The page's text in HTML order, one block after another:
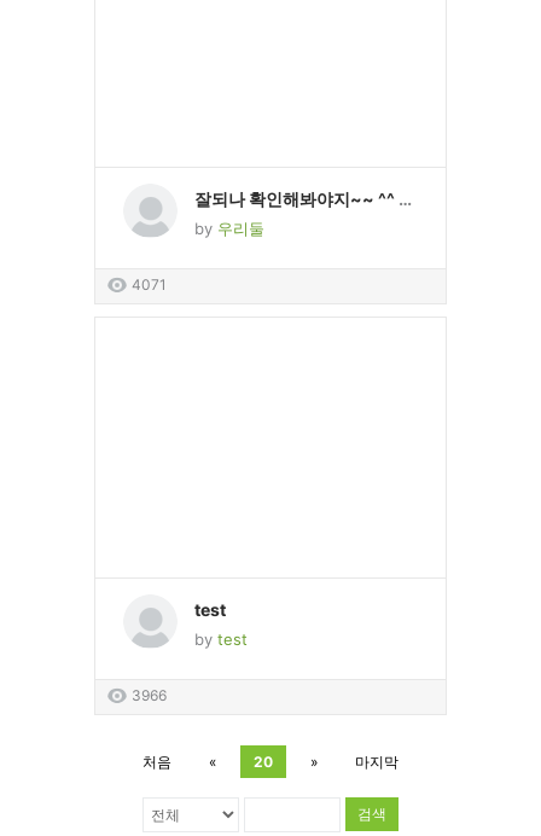
잘되나 확인해봐야지~~ ^^ 넘좋아요~~
by 우리둘
4071
test
by test
3966
처음 « 20 » 마지막
검색